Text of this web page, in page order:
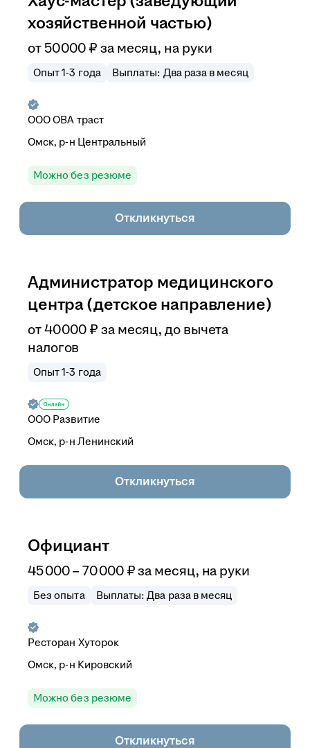
хозяйственной частью)
от50 000 ₽ за месяц, на руки
Опыт 1-3 года Выплаты: Два раза в месяц
ООООВА траст
Омск, р-н Центральный
Можно без резюме
Откликнуться
Администратор медицинского
центра (детское направление)
от40 000 ₽ за месяц,до вычета
налогов
Опыт 1-3 года
ООО Развитие
Омск, р-н Ленинский
Откликнуться
Официант
45 000–70 000 ₽ за месяц, на руки
Без опыта Выплаты: Два раза в месяц
Ресторан Хуторок
Омск, р-н Кировский
Можно без резюме
Откликнуться